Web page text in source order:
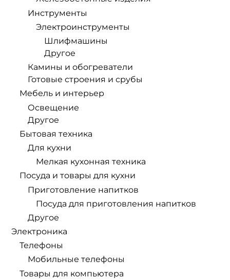
Инструменты
Электроинструменты
Шлифмашины
Другое
Камины и обогреватели
Готовые строения и срубы
Мебель и интерьер
Освещение
Другое
Бытовая техника
Для кухни
Мелкая кухонная техника
Посуда и товары для кухни
Приготовление напитков
Посуда для приготовления напитков
Другое
Электроника
Телефоны
Мобильные телефоны
Товары для компьютера